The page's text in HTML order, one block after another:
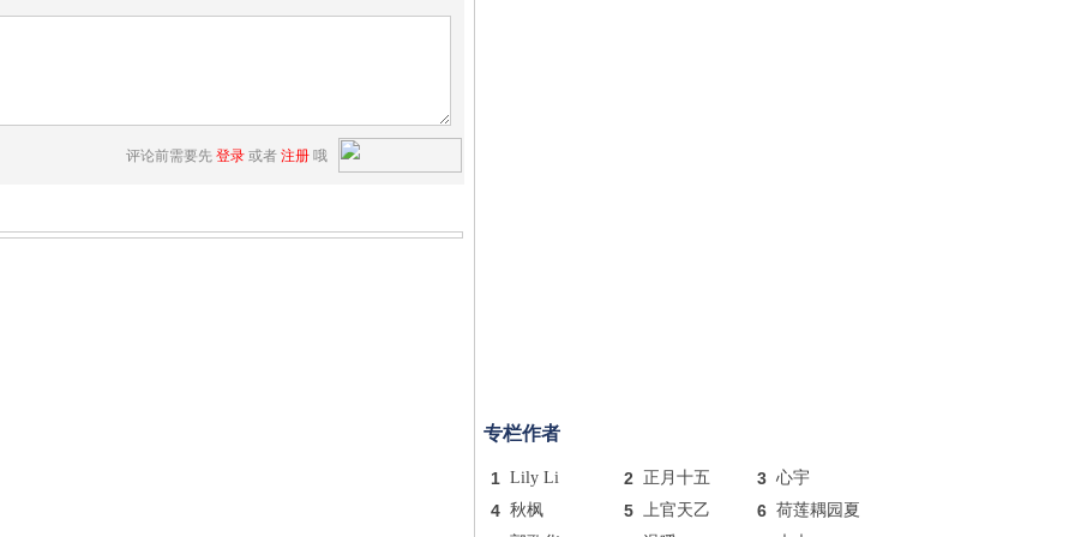
评论前需要先 登录 或者 注册 哦
专栏作者
1 Lily Li 2 正月十五 3 心宇
4 秋枫 5 上官天乙 6 荷莲耦园夏